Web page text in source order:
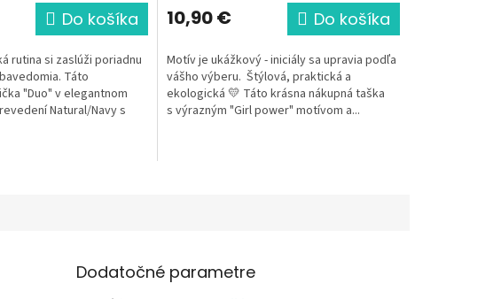
Do košíka
rutina si zaslúži poriadnu
Táto
"Duo" v elegantnom
Natural/Navy s
10,90 € Do košíka
Motív je ukážkový - iniciály sa upravia podľa
vášho výberu. Štýlová, praktická a
ekologická 💛 Táto krásna nákupná taška
s výrazným "Girl power" motívom a...
Dodatočné parametre